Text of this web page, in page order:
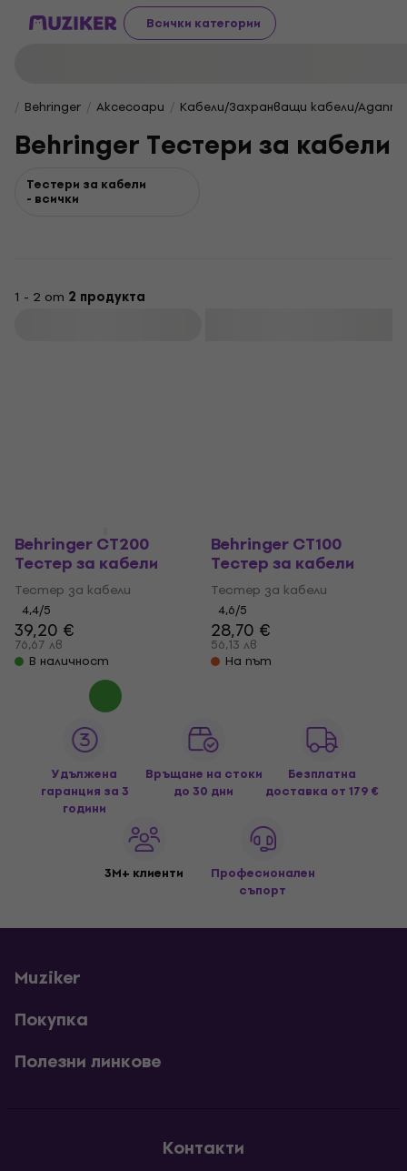
Всички категории
Behringer Aксесоари Кабели/Захранващи кабели/
Behringer Тестери за кабели
Тестери за кабели
- всички
1 - 2 от 2 продукта
Behringer CT200
Тестер за кабели
Тестер за кабели
4,4/5
39,20 €
76,67 лв
В наличност
Behringer CT100
Тестер за кабели
Тестер за кабели
4,6/5
28,70 €
56,13 лв
На път
Удължена
гаранция за 3
години
Връщане на стоки
до 30 дни
Безплатна
доставка от 179 €
3M+ клиенти
Професионален
съпорт
Muziker
Покупка
Полезни линкове
Контакти